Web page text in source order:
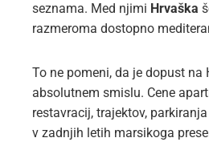
seznama. Med njimi Hrvaška
razmeroma dostopno
To ne pomeni, da je dopust na
absolutnem smislu. Cene
restavracij, trajektov,
v zadnjih letih marsikoga